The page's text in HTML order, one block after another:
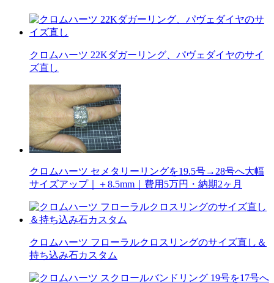
クロムハーツ 22Kダガーリング、パヴェダイヤのサイ
ズ直し
クロムハーツ セメタリーリングを19.5号→28号へ大幅
サイズアップ｜＋8.5mm｜費用5万円・納期2ヶ月
クロムハーツ フローラルクロスリングのサイズ直し＆
持ち込み石カスタム